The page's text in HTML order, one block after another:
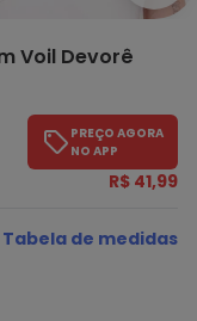
Voil Devorê
PREÇO AGORA
NO APP
R$ 41,99
Tabela de medidas